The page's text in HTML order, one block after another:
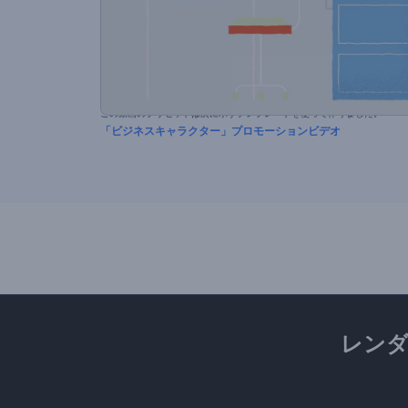
この動画のプリセットは次に示すテンプレートを使って作りました。
「ビジネスキャラクター」プロモーションビデオ
レン